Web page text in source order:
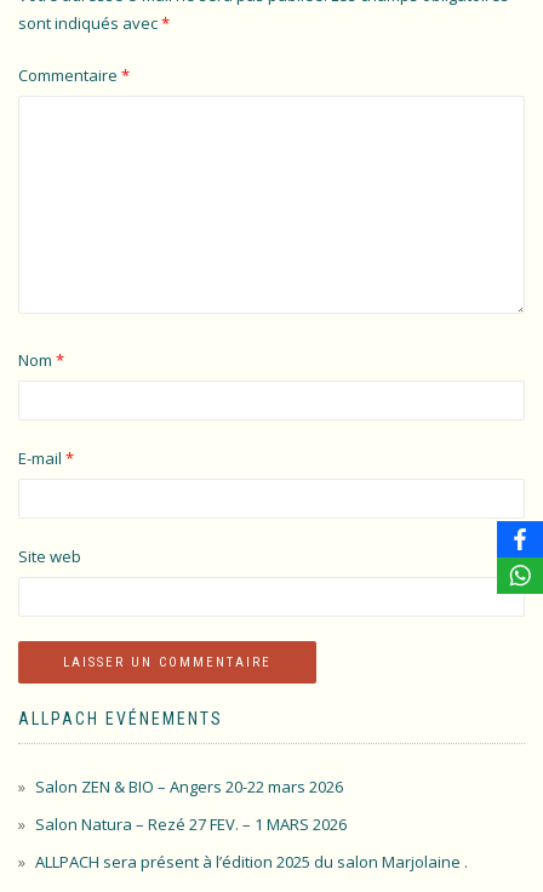
sont indiqués avec*
Commentaire *
Nom *
E-mail *
Site web
ALLPACH EVÉNEMENTS
Salon ZEN & BIO – Angers 20-22 mars 2026
Salon Natura – Rezé 27 FEV. – 1 MARS 2026
ALLPACH sera présent à l’édition 2025 du salon Marjolaine .